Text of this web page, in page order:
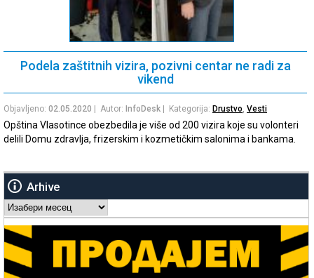
Podela zaštitnih vizira, pozivni centar ne radi za
vikend
Objavljeno: 02.05.2020 | Autor: InfoDesk | Kategorija: Drustvo, Vesti
Opština Vlasotince obezbedila je više od 200 vizira koje su volonteri
delili Domu zdravlja, frizerskim i kozmetičkim salonima i bankama.
Arhive
Arhive